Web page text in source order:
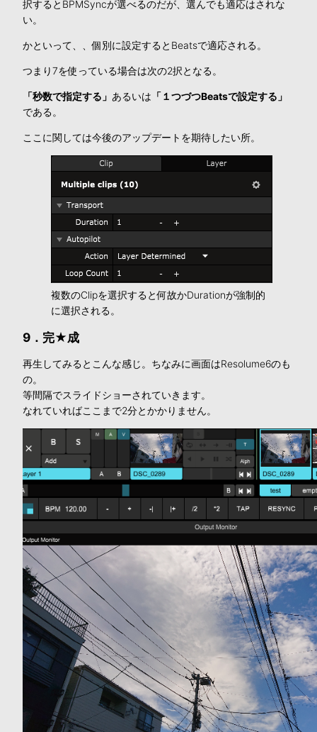
択するとBPMSyncが選べるのだが、選んでも適応はされな
い。
かといって、、個別に設定するとBeatsで適応される。
つまり7を使っている場合は次の2択となる。
「秒数で指定する」 あるいは 「１つづつBeatsで設定する」
である。
ここに関しては今後のアップデートを期待したい所。
複数のClipを選択すると何故かDurationが強制的
に選択される。
9．完★成
再生してみるとこんな感じ。ちなみに画面はResolume6のも
の。
等間隔でスライドショーされていきます。
なれていればここまで2分とかかりません。